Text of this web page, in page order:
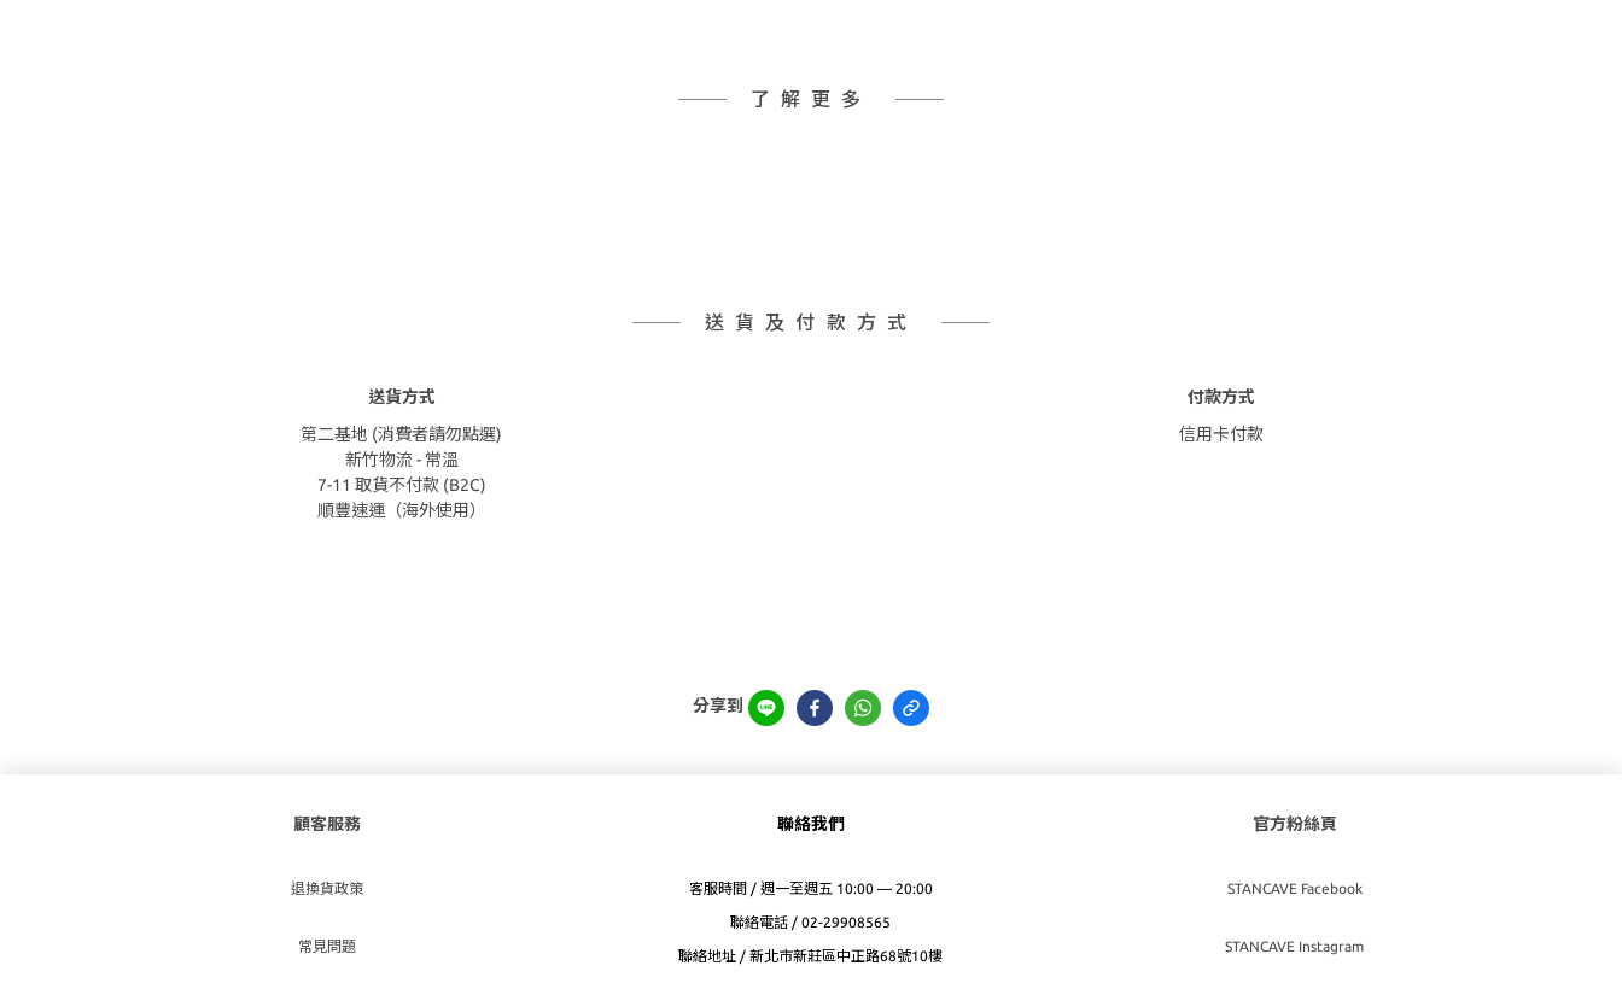
了解更多
送貨及付款方式
送貨方式
第二基地 (消費者請勿點選)
新竹物流 - 常溫
7-11 取貨不付款 (B2C)
順豐速運（海外使用）
付款方式
信用卡付款
分享到
顧客服務
退換貨政策
常見問題
聯絡我們
客服時間 / 週一至週五 10:00 — 20:00
聯絡電話 / 02-29908565
聯絡地址 / 新北市新莊區中正路68號10樓
官方粉絲頁
STANCAVE Facebook
STANCAVE Instagram